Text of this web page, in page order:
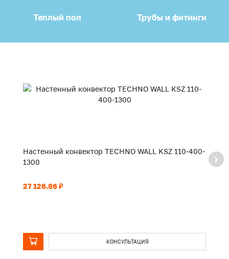
Теплый пол Трубы и фитинги
Настенный конвектор TECHNO WALL KSZ 110-400-
1300
27 126.86 ₽
КОНСУЛЬТАЦИЯ